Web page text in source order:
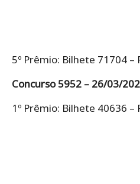
5º Prêmio: Bilhete 71704 –
Concurso 5952 – 26/03/
1º Prêmio: Bilhete 40636 –